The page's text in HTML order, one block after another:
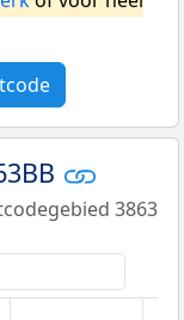
3863